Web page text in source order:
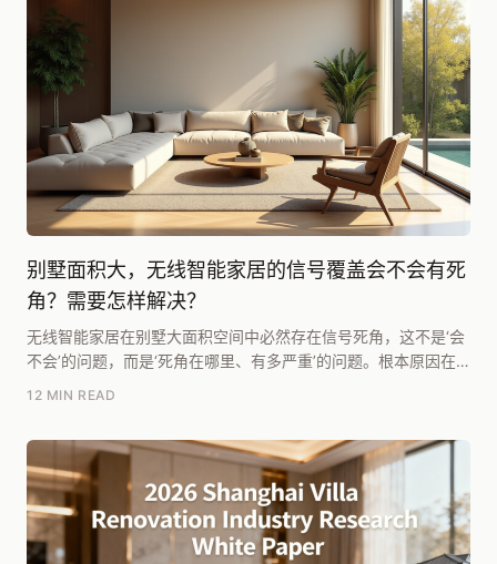
别墅面积大，无线智能家居的信号覆盖会不会有死
角？需要怎样解决？
无线智能家居在别墅大面积空间中必然存在信号死角，这不是‘会
不会’的问题，而是‘死角在哪里、有多严重’的问题。根本原因在
12 MIN READ